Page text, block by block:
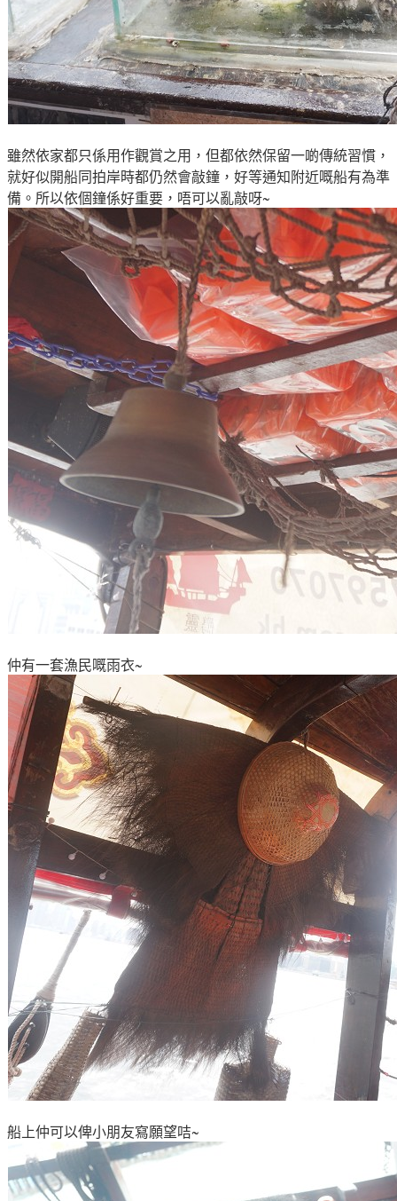
雖然依家都只係用作觀賞之用 ，但都依然保留一啲傳統習慣 ，
就好似開船同拍岸時都仍然會敲鐘 ，好等通知附近嘅船有為準
備 。所以依個鐘係好重要 ，唔可以亂敲呀~
仲有一套漁民嘅雨衣~
船上仲可以俾小朋友寫願望咭~